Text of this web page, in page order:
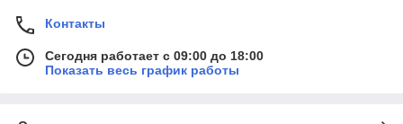
Контакты
Сегодня работает с 09:00 до 18:00
Показать весь график работы